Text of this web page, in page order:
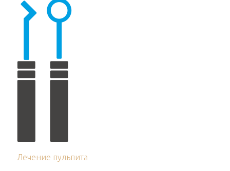
Лечение пульпита